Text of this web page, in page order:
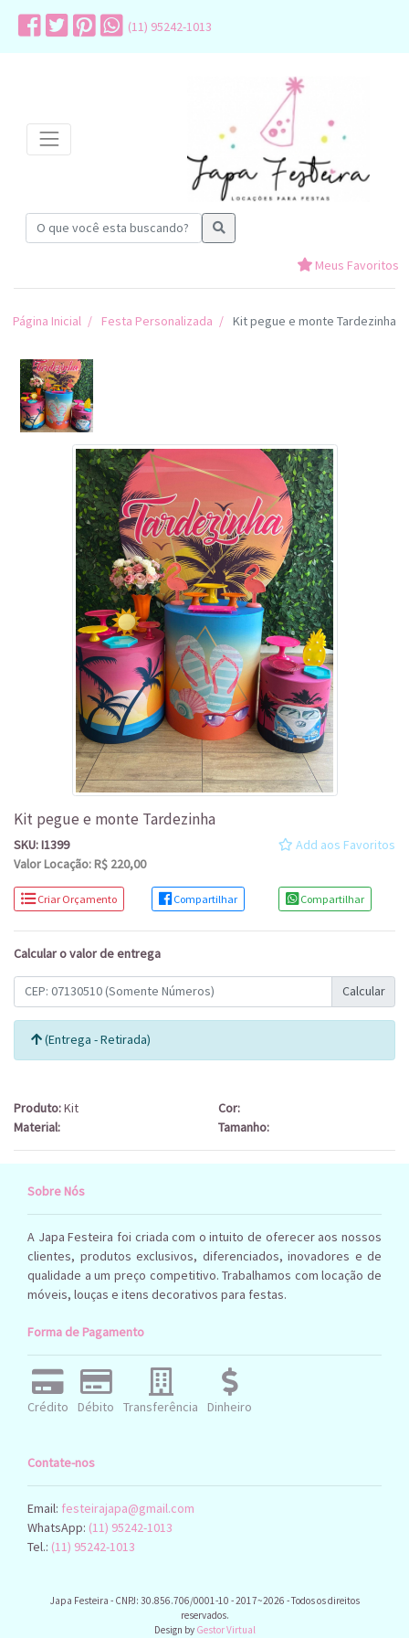
(11) 95242-1013
Meus Favoritos
Página Inicial Festa Personalizada Kit pegue e monte Tardezinha
Kit pegue e monte Tardezinha
SKU: I1399
Valor Locação: R$ 220,00
Add aos Favoritos
Criar Orçamento Compartilhar Compartilhar
Calcular o valor de entrega
Calcular
(Entrega - Retirada)
Produto:Kit
Material:
Cor:
Tamanho:
Sobre Nós
A Japa Festeira foi criada com o intuito de oferecer aos nossos
clientes, produtos exclusivos, diferenciados, inovadores e de
qualidade a um preço competitivo. Trabalhamos com locação de
móveis, louças e itens decorativos para festas.
Forma de Pagamento
Crédito Débito Transferência Dinheiro
Contate-nos
Email: festeirajapa@gmail.com
WhatsApp: (11) 95242-1013
Tel.: (11) 95242-1013
Japa Festeira - CNPJ: 30.856.706/0001-10 - 2017~2026 - Todos os direitos
reservados.
Design by Gestor Virtual